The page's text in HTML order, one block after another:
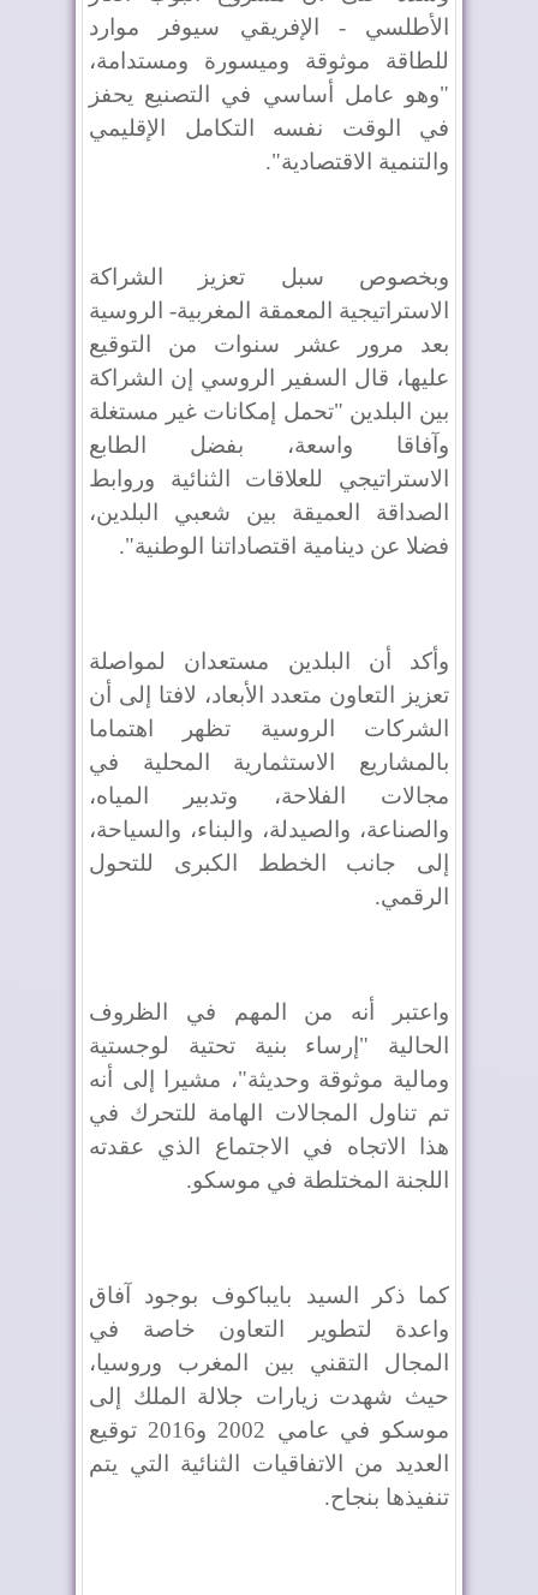
الأطلسي - الإفريقي سيوفر موارد
للطاقة موثوقة وميسورة ومستدامة،
"وهو عامل أساسي في التصنيع يحفز
في الوقت نفسه التكامل الإقليمي
والتنمية الاقتصادية".
وبخصوص سبل تعزيز الشراكة
الاستراتيجية المعمقة المغربية- الروسية
بعد مرور عشر سنوات من التوقيع
عليها، قال السفير الروسي إن الشراكة
بين البلدين "تحمل إمكانات غير مستغلة
وآفاقا واسعة، بفضل الطابع
الاستراتيجي للعلاقات الثنائية وروابط
الصداقة العميقة بين شعبي البلدين،
فضلا عن دينامية اقتصاداتنا الوطنية".
وأكد أن البلدين مستعدان لمواصلة
تعزيز التعاون متعدد الأبعاد، لافتا إلى أن
الشركات الروسية تظهر اهتماما
بالمشاريع الاستثمارية المحلية في
مجالات الفلاحة، وتدبير المياه،
والصناعة، والصيدلة، والبناء، والسياحة،
إلى جانب الخطط الكبرى للتحول
الرقمي.
واعتبر أنه من المهم في الظروف
الحالية "إرساء بنية تحتية لوجستية
ومالية موثوقة وحديثة"، مشيرا إلى أنه
تم تناول المجالات الهامة للتحرك في
هذا الاتجاه في الاجتماع الذي عقدته
اللجنة المختلطة في موسكو.
كما ذكر السيد بايباكوف بوجود آفاق
واعدة لتطوير التعاون خاصة في
المجال التقني بين المغرب وروسيا،
حيث شهدت زيارات جلالة الملك إلى
موسكو في عامي 2002 و2016 توقيع
العديد من الاتفاقيات الثنائية التي يتم
تنفيذها بنجاح.